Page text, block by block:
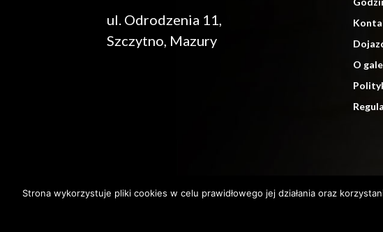
ul. Odrodzenia 11,
Szczytno, Mazury
O
Strona wykorzystuje pliki cookies w celu prawidłowego jej działania oraz